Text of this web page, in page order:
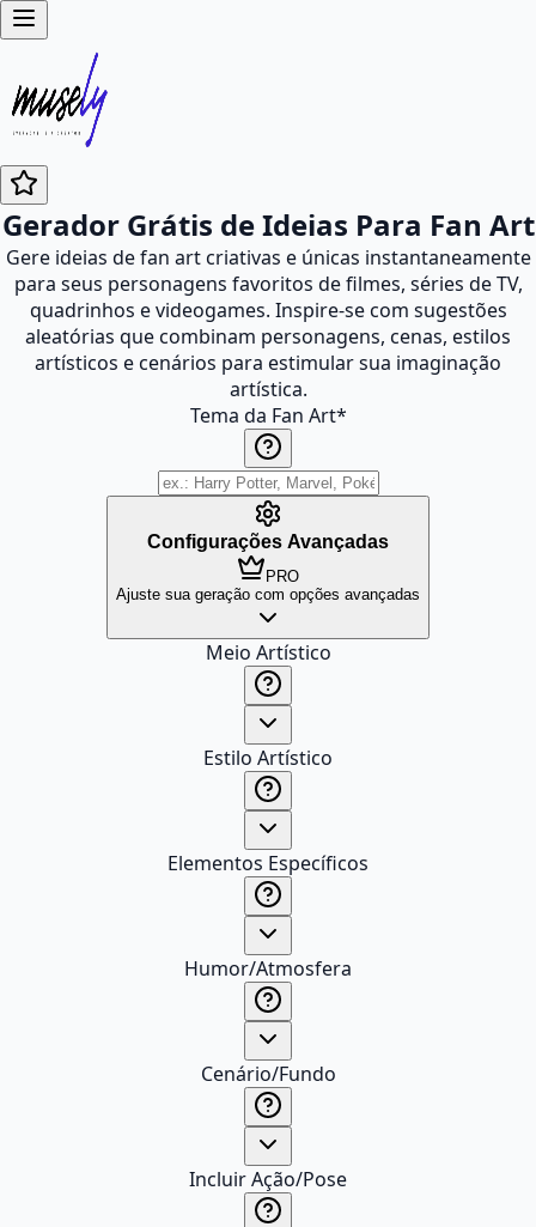
Gerador Grátis de Ideias Para Fan Art
Gere ideias de fan art criativas e únicas instantaneamente
para seus personagens favoritos de filmes, séries de TV,
quadrinhos e videogames. Inspire-se com sugestões
aleatórias que combinam personagens, cenas, estilos
artísticos e cenários para estimular sua imaginação
artística.
Tema da Fan Art*
Configurações Avançadas
PRO
Ajuste sua geração com opções avançadas
Meio Artístico
Estilo Artístico
Elementos Específicos
Humor/Atmosfera
Cenário/Fundo
Incluir Ação/Pose